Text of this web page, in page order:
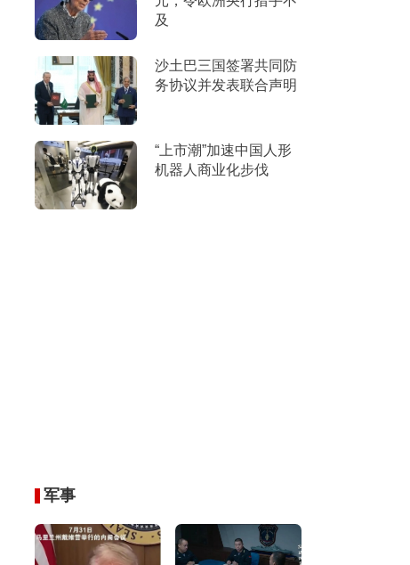
及
沙土巴三国签署共同防
务协议并发表联合声明
“上市潮”加速中国人形
机器人商业化步伐
军事